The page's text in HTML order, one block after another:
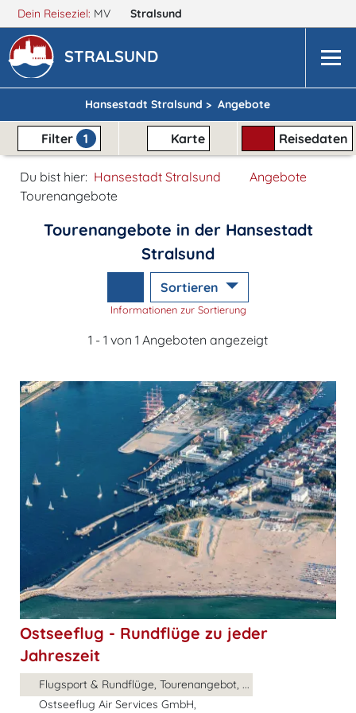
Dein Reiseziel: MV Stralsund
STRALSUND
Hansestadt Stralsund > Angebote
Filter 1 Karte Reisedaten
Du bist hier: Hansestadt Stralsund
Angebote
Tourenangebote
Tourenangebote in der Hansestadt
Stralsund
Sortieren
Informationen zur Sortierung
1 - 1 von 1 Angeboten angezeigt
Ostseeflug - Rundflüge zu jeder
Jahreszeit
Flugsport & Rundflüge, Tourenangebot, ...
Ostseeflug Air Services GmbH,